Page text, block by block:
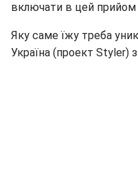
включати в цей прийом
Яку саме їжу треба
Україна (проект Styler)